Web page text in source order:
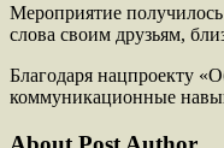
Мероприятие
слова своим друзьям,
Благодаря нацпроекту
коммуникационные